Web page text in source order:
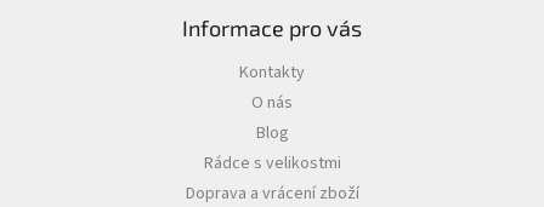
Informace pro vás
Kontakty
O nás
Blog
Rádce s velikostmi
Doprava a vrácení zboží